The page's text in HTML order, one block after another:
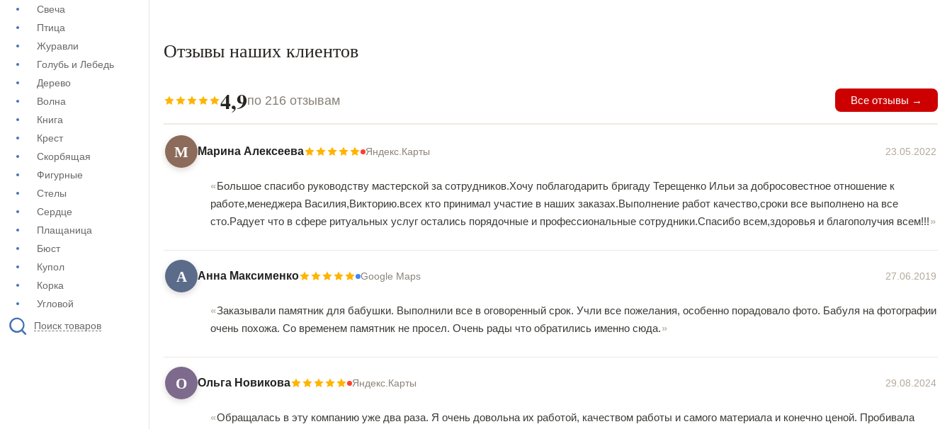
Свеча
Птица
Журавли
Голубь и Лебедь
Дерево
Волна
Книга
Крест
Скорбящая
Фигурные
Стелы
Сердце
Плащаница
Бюст
Купол
Корка
Угловой
Поиск товаров
Отзывы наших клиентов
4,9по 216 отзывам Все отзывы →
М Марина Алексеева Яндекс.Карты 23.05.2022
Большое спасибо руководству мастерской за сотрудников.Хочу поблагодарить бригаду Терещенко Ильи за добросовестное отношение к
работе,менеджера Василия,Викторию.всех кто принимал участие в наших заказах.Выполнение работ качество,сроки все выполнено на все
сто.Радует что в сфере ритуальных услуг остались порядочные и профессиональные сотрудники.Спасибо всем,здоровья и благополучия всем!!!
А Анна Максименко Google Maps 27.06.2019
Заказывали памятник для бабушки. Выполнили все в оговоренный срок. Учли все пожелания, особенно порадовало фото. Бабуля на фотографии
очень похожа. Со временем памятник не просел. Очень рады что обратились именно сюда.
О Ольга Новикова Яндекс.Карты 29.08.2024
Обращалась в эту компанию уже два раза. Я очень довольна их работой, качеством работы и самого материала и конечно ценой. Пробивала